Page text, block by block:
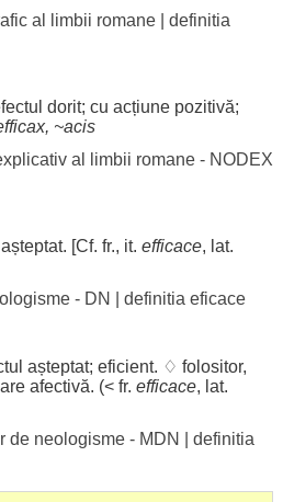
al limbii romane| definitia
dorit; cu acțiune pozitivă;
~acis
al limbii romane - NODEX
așteptat. [Cf. fr., it. efficace, lat.
- DN
definitia eficace
așteptat; eficient. ♢ folositor,
afectivă. (< fr. efficace, lat.
de neologisme - MDN
definitia